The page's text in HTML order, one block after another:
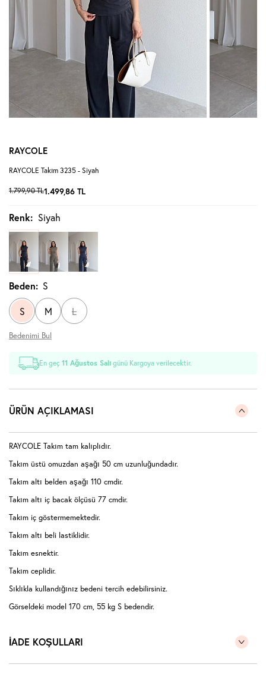
RAYCOLE
RAYCOLE Takım 3235 - Siyah
1.799,90TL1.499,86 TL
Renk: Siyah
Beden: S
S M L
Bedenimi Bul
En geç11 Ağustos Salı günü Kargoya verilecektir.
ÜRÜN AÇIKLAMASI
RAYCOLE Takım tam kalıplıdır.
Takım üstü omuzdan aşağı 50 cm uzunluğundadır.
Takım altı belden aşağı 110 cmdir.
Takım altı iç bacak ölçüsü 77 cmdir.
Takım iç göstermemektedir.
Takım altı beli lastiklidir.
Takım esnektir.
Takım ceplidir.
Sıklıkla kullandığınız bedeni tercih edebilirsiniz.
Görseldeki model 170 cm, 55 kg S bedendir.
İADE KOŞULLARI